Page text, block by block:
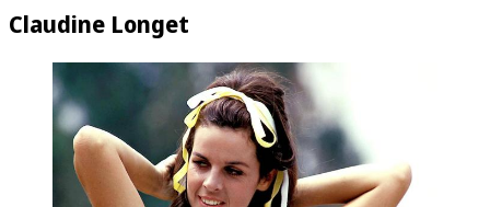
Claudine Longet